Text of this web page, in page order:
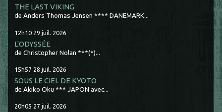
THE LAST VIKING
de Anders Thomas Jensen **** DANEMARK...
12h10 29 juil. 2026
L'ODYSSÉE
de Christopher Nolan ***(*)...
15h57 28 juil. 2026
SOUS LE CIEL DE KYOTO
de Akiko Oku *** JAPON avec...
20h05 27 juil. 2026